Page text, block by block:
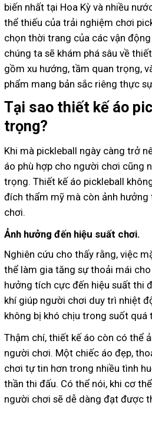
biến nhất tại Hoa Kỳ và nhiều
thể thiếu của trải nghiệm chơi
chọn thời trang của các vận
chúng ta sẽ khám phá sâu về
gồm xu hướng, tầm quan trọng,
phẩm mang bản sắc riêng thực
Tại sao thiết kế áo
trọng?
Khi mà pickleball ngày càng trở
áo phù hợp cho người chơi cũng
trọng. Thiết kế áo pickleball
đích thẩm mỹ mà còn ảnh
chơi.
Ảnh hưởng đến hiệu suất chơi.
Nghiên cứu cho thấy rằng, việc
thể làm gia tăng sự thoải mái
hưởng tích cực đến hiệu suất thi
khí giúp người chơi duy trì nhiệt
không bị khó chịu trong suốt quá
Thậm chí, thiết kế áo còn có thể
người chơi. Một chiếc áo đẹp,
chơi tự tin hơn trong nhiều tình
thần thi đấu. Có thể nói, khi cơ
người chơi sẽ dễ dàng đạt được